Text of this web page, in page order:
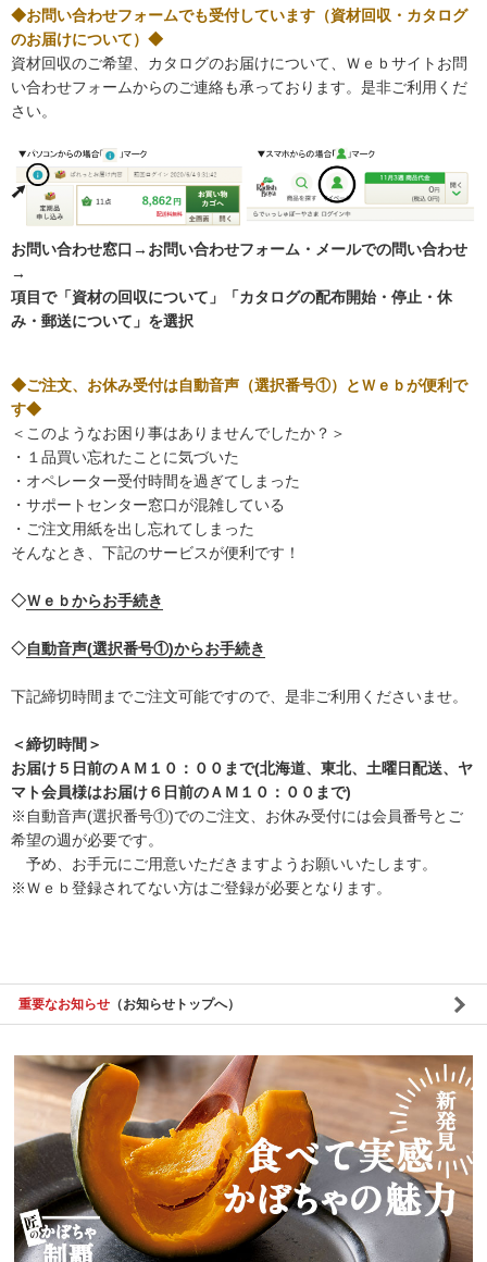
◆お問い合わせフォームでも受付しています（資材回収・カタログ
のお届けについて）◆
資材回収のご希望、カタログのお届けについて、Ｗｅｂサイトお問
い合わせフォームからのご連絡も承っております。是非ご利用くだ
さい。
お問い合わせ窓口→お問い合わせフォーム・メールでの問い合わせ
→
項目で「資材の回収について」「カタログの配布開始・停止・休
み・郵送について」を選択
◆ご注文、お休み受付は自動音声（選択番号①）とＷｅｂが便利で
す◆
＜このようなお困り事はありませんでしたか？＞
・１品買い忘れたことに気づいた
・オペレーター受付時間を過ぎてしまった
・サポートセンター窓口が混雑している
・ご注文用紙を出し忘れてしまった
そんなとき、下記のサービスが便利です！
◇Ｗｅｂからお手続き
◇自動音声(選択番号①)からお手続き
下記締切時間までご注文可能ですので、是非ご利用くださいませ。
＜締切時間＞
お届け５日前のＡＭ１０：００まで(北海道、東北、土曜日配送、ヤ
マト会員様はお届け６日前のＡＭ１０：００まで)
※自動音声(選択番号①)でのご注文、お休み受付には会員番号とご
希望の週が必要です。
予め、お手元にご用意いただきますようお願いいたします。
※Ｗｅｂ登録されてない方はご登録が必要となります。
重要なお知らせ （お知らせトップへ）